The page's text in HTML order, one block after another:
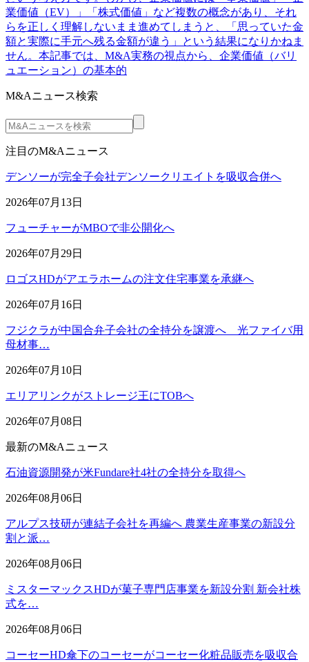
業価値（EV）」「株式価値」など複数の概念があり、それ
らを正しく理解しないまま進めてしまうと、「思っていた金
額と実際に手元へ残る金額が違う」という結果になりかねま
せん。本記事では、M&A実務の視点から、企業価値（バリ
ュエーション）の基本的
M&Aニュース検索
注目のM&Aニュース
デンソーが完全子会社デンソークリエイトを吸収合併へ
2026年07月13日
フューチャーがMBOで非公開化へ
2026年07月29日
ロゴスHDがアエラホームの注文住宅事業を承継へ
2026年07月16日
フジクラが中国合弁子会社の全持分を譲渡へ 光ファイバ用
母材事…
2026年07月10日
エリアリンクがストレージ王にTOBへ
2026年07月08日
最新のM&Aニュース
石油資源開発が米Fundare社4社の全持分を取得へ
2026年08月06日
アルプス技研が連結子会社を再編へ 農業生産事業の新設分
割と派…
2026年08月06日
ミスターマックスHDが菓子専門店事業を新設分割 新会社株
式を…
2026年08月06日
コーセーHD傘下のコーセーがコーセー化粧品販売を吸収合